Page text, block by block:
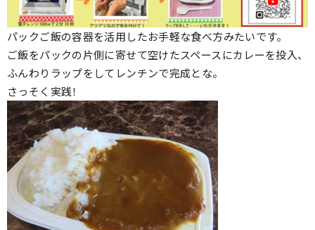
パックご飯の容器を活用したお手軽な食べ方みたいです。
ご飯をパックの片側に寄せて空けたスペースにカレーを投入、
ふんわりラップをしてレンチンで完成とな。
さっそく実践！